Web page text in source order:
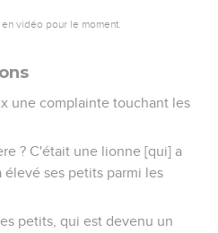
vidéo pour le moment.
une complainte touchant les
? C'était une lionne [qui] a
ses petits parmi les
petits, qui est devenu un